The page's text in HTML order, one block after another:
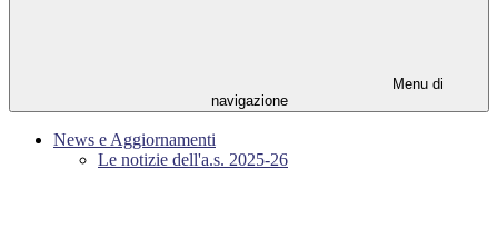
Menu di
navigazione
News e Aggiornamenti
Le notizie dell'a.s. 2025-26